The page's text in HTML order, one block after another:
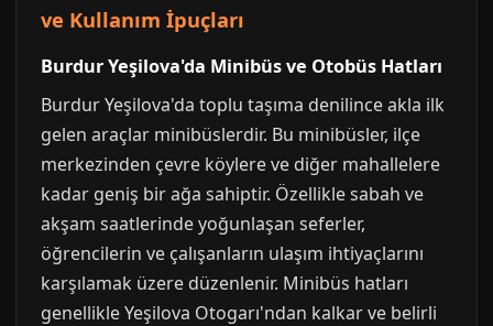
ve Kullanım İpuçları
Burdur Yeşilova'da Minibüs ve Otobüs Hatları
Burdur Yeşilova'da toplu taşıma denilince akla ilk
gelen araçlar minibüslerdir. Bu minibüsler, ilçe
merkezinden çevre köylere ve diğer mahallelere
kadar geniş bir ağa sahiptir. Özellikle sabah ve
akşam saatlerinde yoğunlaşan seferler,
öğrencilerin ve çalışanların ulaşım ihtiyaçlarını
karşılamak üzere düzenlenir. Minibüs hatları
genellikle Yeşilova Otogarı'ndan kalkar ve belirli